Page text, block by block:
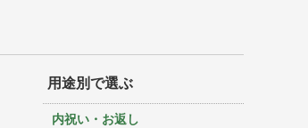
用途別で選ぶ
内祝い・お返し